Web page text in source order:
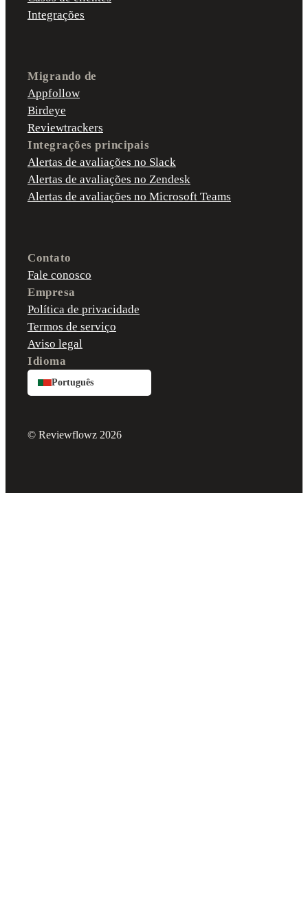
Integrações
Migrando de
Appfollow
Birdeye
Reviewtrackers
Integrações principais
Alertas de avaliações no Slack
Alertas de avaliações no Zendesk
Alertas de avaliações no Microsoft Teams
Contato
Fale conosco
Empresa
Política de privacidade
Termos de serviço
Aviso legal
Idioma
Português
© Reviewflowz 2026